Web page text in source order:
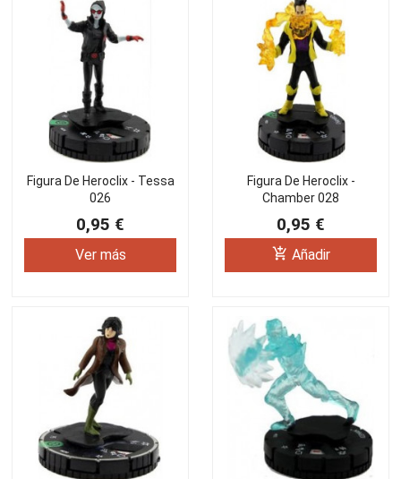
Figura De Heroclix - Tessa
026
0,95 €
Ver más
Figura De Heroclix -
Chamber 028
0,95 €
add_shopping_cart Añadir